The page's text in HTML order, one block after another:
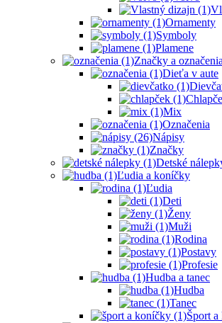
Ornamenty
Symboly
Plamene
Značky a označenia
Dieťa v aute
Mix
Označenia
Nápisy
Značky
Detské
Ľudia a koníčky
Ľudia
Deti
Ženy
Muži
Rodina
Postavy
Profesie
Hudba a tanec
Hudba
Tanec
Šport